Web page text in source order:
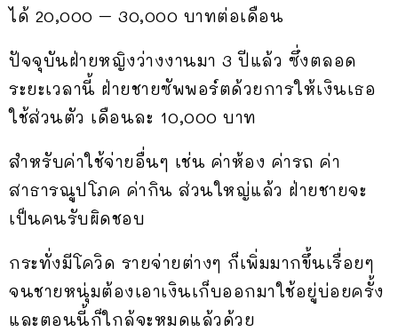
ได้ 20,000 – 30,000 บาทต่อเดือน
ปัจจุบันฝ่ายหญิงว่างงานมา 3 ปีแล้ว ซึ่งตลอด
ระยะเวลานี้ ฝ่ายชายซัพพอร์ตด้วยการให้เงินเธอ
ใช้ส่วนตัว เดือนละ 10,000 บาท
สำหรับค่าใช้จ่ายอื่นๆ เช่น ค่าห้อง ค่ารถ ค่า
สาธารณูปโภค ค่ากิน ส่วนใหญ่แล้ว ฝ่ายชายจะ
เป็นคนรับผิดชอบ
กระทั่งมีโควิด รายจ่ายต่างๆ ก็เพิ่มมากขึ้นเรื่อยๆ
จนชายหนุ่มต้องเอาเงินเก็บออกมาใช้อยู่บ่อยครั้ง
และตอนนี้ก็ใกล้จะหมดแล้วด้วย